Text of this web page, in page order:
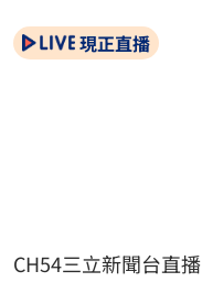
現正直播
CH54三立新聞台直播